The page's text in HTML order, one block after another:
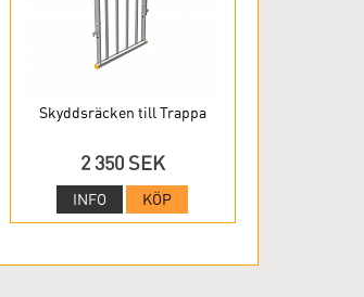
Skyddsräcken till Trappa
2 350 SEK
INFO KÖP